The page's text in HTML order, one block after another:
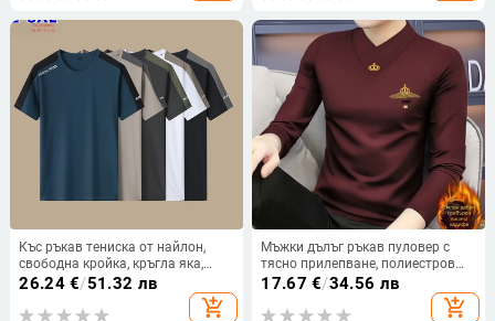
Къс ръкав тениска от найлон,
свободна кройка, кръгла яка,
персонализиран принт
26.24€/51.32 лв
add_shopping_cart
Мъжки дълъг ръкав пуловер с
тясно прилепване, полиестров
плат, едноцветен дизайн, зимен
17.67 €/34.56 лв
add_shopping_cart